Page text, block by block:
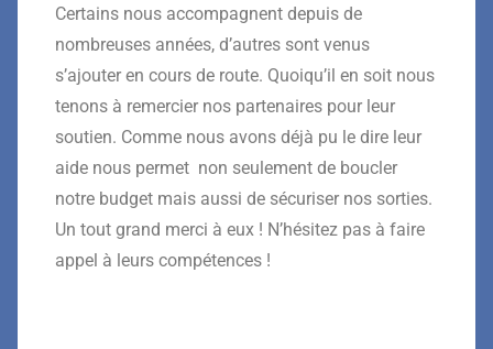
Certains nous accompagnent depuis de
nombreuses années, d’autres sont venus
s’ajouter en cours de route. Quoiqu’il en soit nous
tenons à remercier nos partenaires pour leur
soutien. Comme nous avons déjà pu le dire leur
aide nous permet non seulement de boucler
notre budget mais aussi de sécuriser nos sorties.
Un tout grand merci à eux ! N’hésitez pas à faire
appel à leurs compétences !